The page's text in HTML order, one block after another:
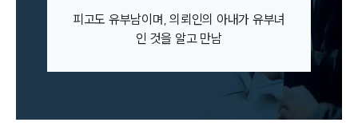
이혼소송·상담후기
업무분야
전체
피고도 유부남이며, 의뢰인의 아내가 유부녀
인 것을 알고 만남